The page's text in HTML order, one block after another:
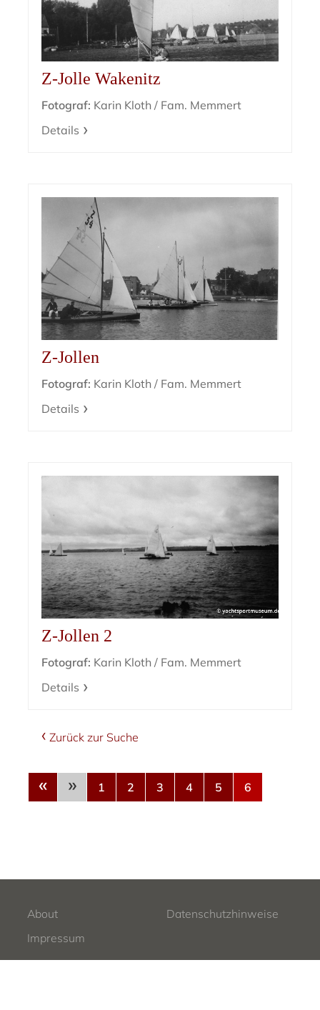
Z-Jolle Wakenitz
Fotograf: Karin Kloth / Fam. Memmert
Details
Z-Jollen
Fotograf: Karin Kloth / Fam. Memmert
Details
Z-Jollen 2
Fotograf: Karin Kloth / Fam. Memmert
Details
Zurück zur Suche
« » 1 2 3 4 5 6
About
Datenschutzhinweise
Impressum